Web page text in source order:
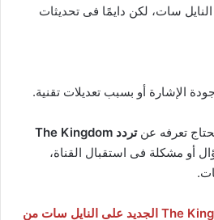
سات، لكن دايمًا فى تحديثات
الإشارة أو بسبب تعديلات تقنية.
تعرفه عن
تردد The Kingdom
أو مشكلة فى استقبال القناة،
الرابط المباشر The Kingdom Sat الجديد على النايل سات من